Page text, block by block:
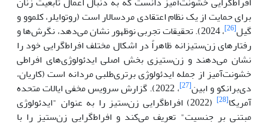
برای حمایت از یک نظام اعتقادی مردسالار است (روتوایلر، کلموو و
گیل[26]
، 2024). تحقیقات تجربی نوظهور نشان می‌دهد، نگرش‌ها و
رفتارهای زن‌ستیزانه ظاهراً در اشکال مختلف افراط‌گرایی خود را
نشان می‌دهند و زن‌ستیزی بخش اصلی ایدئولوژی‌های افراطی
خشونت‌آمیز از جمله ایدئولوژی برتری‌طلبی مردانه است (کاریان،
دی‌برانکو و ابین[27]
، 2022). گزارش سرویس مخفی ایالات متحده
آمریکا[28]
(2022) افراط‌گرایی زن‌ستیز را به عنوان "ایدئولوژی
مبتنی بر جنسیت" تعریف می‌کند و افراط‌گرایی زن‌ستیز را با